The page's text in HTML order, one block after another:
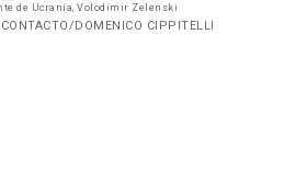
de Ucrania, Volodimir Zelenski
DOMENICO CIPPITELLI